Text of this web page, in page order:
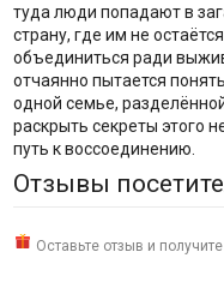
туда люди попадают в
страну, где им не
объединиться ради
отчаянно пытается
одной семье,
раскрыть секреты этого
путь к воссоединению.
Отзывы
Оставьте отзыв и